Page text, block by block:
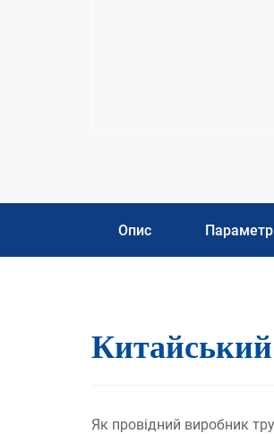
Опис
Китайський
Як провідний виробник